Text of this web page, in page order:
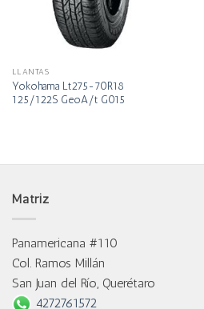
LLANTAS
Yokohama Lt275-70R18
125/122S GeoA/t G015
Matriz
Panamericana #110
Col. Ramos Millán
San Juan del Río, Querétaro
4272761572